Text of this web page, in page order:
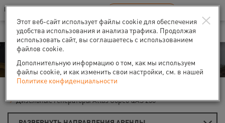
Ваш город:Самара
В Вашем регионе нет наших офисов RU EN
Аренда
Дизельные генераторы Atlas Copco QAS 250
×
Этот веб-сайт использует файлы cookie для обеспечения
удобства использования и анализа трафика. Продолжая
использовать сайт, вы соглашаетесь с использованием
файлов cookie.
Дополнительную информацию о том, как мы используем
файлы cookie, и как изменить свои настройки, см. в нашей
Политике конфиденциальности